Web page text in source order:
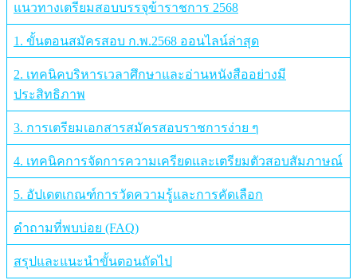
แนวทางเตรียมสอบบรรจุข้าราชการ 2568
1. ขั้นตอนสมัครสอบ ก.พ.2568 ออนไลน์ล่าสุด
2. เทคนิคบริหารเวลาศึกษาและอ่านหนังสืออย่างมี
ประสิทธิภาพ
3. การเตรียมเอกสารสมัครสอบราชการง่าย ๆ
4. เทคนิคการจัดการความเครียดและเตรียมตัวสอบสัมภาษณ์
5. อัปเดตเกณฑ์การวัดความรู้และการคัดเลือก
คำถามที่พบบ่อย (FAQ)
สรุปและแนะนำขั้นตอนถัดไป